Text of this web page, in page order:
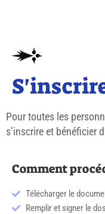
Pour toutes les
s’inscrire et bénéficier
Comment
Télécharger le
Remplir et signer le